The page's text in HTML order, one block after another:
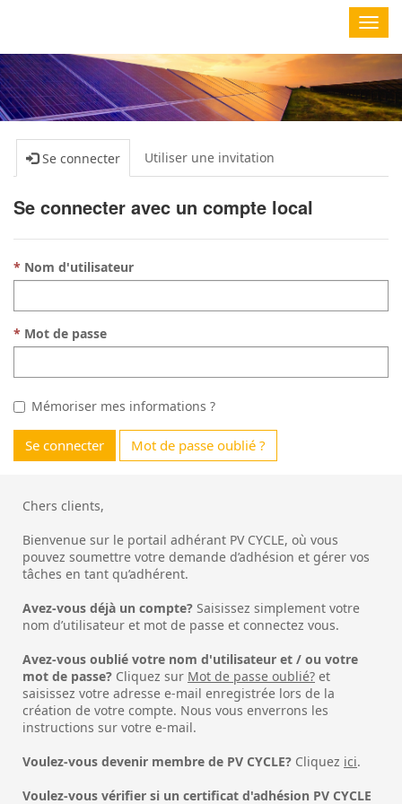
Se connecter Utiliser une invitation
Se connecter avec un compte local
Nom d'utilisateur
Mot de passe
Mémoriser mes informations ?
Se connecter Mot de passe oublié ?
Chers clients,
Bienvenue sur le portail adhérant PV CYCLE, où vous
pouvez soumettre votre demande d’adhésion et gérer vos
tâches en tant qu’adhérent.
Avez-vous déjà un compte? Saisissez simplement votre
nom d’utilisateur et mot de passe et connectez vous.
Avez-vous oublié votre nom d'utilisateur et / ou votre
mot de passe? Cliquez sur Mot de passe oublié? et
saisissez votre adresse e-mail enregistrée lors de la
création de votre compte. Nous vous enverrons les
instructions sur votre e-mail.
Voulez-vous devenir membre de PV CYCLE? Cliquez ici.
Voulez-vous vérifier si un certificat d'adhésion PV CYCLE